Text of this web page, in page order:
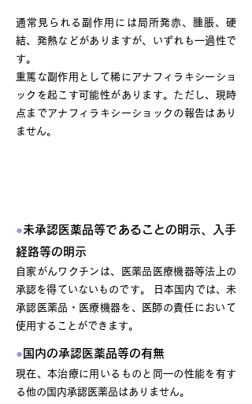
通常見られる副作用には局所発赤、腫脹、硬
結、発熱などがありますが、いずれも一過性で
す。
重篤な副作用として稀にアナフィラキシーショ
ックを起こす可能性があります。ただし、現時
点までアナフィラキシーショックの報告はあり
ません。
●未承認医薬品等であることの明示、入手
経路等の明示
自家がんワクチンは、医薬品医療機器等法上の
承認を得ていないものです。 日本国内では、未
承認医薬品​・医療機器を、医師の責任において
使用することができます。
● 国内の承認医薬品等の有無
現在、本治療に用いるものと同一の性能を有す
る他の国内承認医薬品はありません。